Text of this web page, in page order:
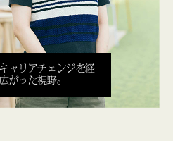
ャリアチェンジを経
がった視野。